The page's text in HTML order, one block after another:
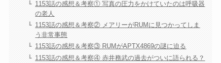
1153話の感想＆考察① 写真の圧力をかけていたのは呼吸器
の老人
1153話の感想＆考察② メアリーがRUMに見つかってしま
う非常事態
1153話の感想＆考察③ RUMがAPTX4869の謎に迫る
1153話の感想＆考察④ 赤井務武の過去がついに語られる？